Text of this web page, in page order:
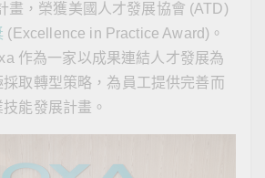
畫，榮獲美國人才發展協會 (ATD)
(Excellence in Practice Award)。
作為一家以成果連結人才發展為
取轉型策略，為員工提供完善而
能發展計畫。